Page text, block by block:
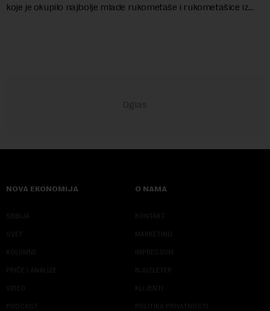
koje je okupilo najbolje mlade rukometaše i rukometašice iz
NOVA EKONOMIJA
SRBIJA
SVET
KOLUMNE
PRIČE I ANALIZE
VIDEO
PODCAST
O NAMA
KONTAKT
MARKETING
IMPRESSUM
NJUZLETER
KLIJENTI
POLITIKA PRIVATNOSTI